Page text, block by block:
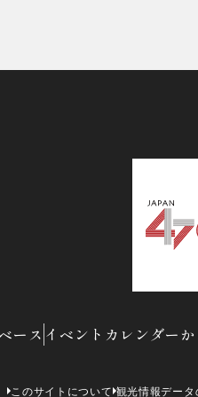
ース イベントカレンダーか
このサイトについて 観光情報デー